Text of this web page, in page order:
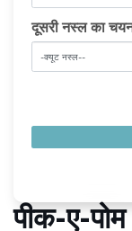
दूसरी नस्ल का
पीक-ए-